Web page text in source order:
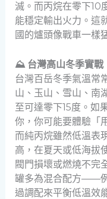
滅。而丙烷在零下10
能穩定輸出火力。這
國的爐頭像戰車一樣
⛰️ 台灣高山冬季實戰
台灣百岳冬季氣溫常
山、玉山、雪山、南
至可達零下15度。如
你，你可能要體驗「
而純丙烷雖然低溫表
高，在夏天或低海拔
閥門損壞或燃燒不完
罐多為混合配方——
過調配來平衡低溫效